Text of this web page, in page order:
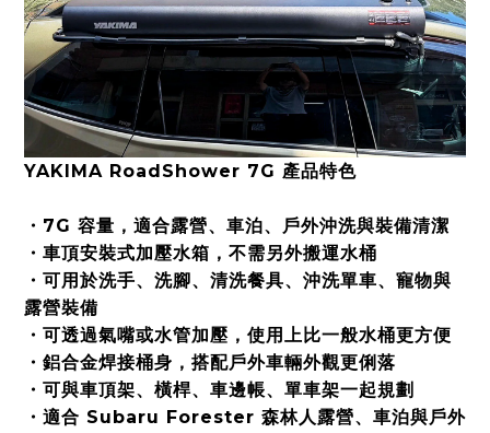
YAKIMA RoadShower 7G 產品特色
・7G 容量，適合露營、車泊、戶外沖洗與裝備清潔
・車頂安裝式加壓水箱，不需另外搬運水桶
・可用於洗手、洗腳、清洗餐具、沖洗單車、寵物與
露營裝備
・可透過氣嘴或水管加壓，使用上比一般水桶更方便
・鋁合金焊接桶身，搭配戶外車輛外觀更俐落
・可與車頂架、橫桿、車邊帳、單車架一起規劃
・適合 Subaru Forester 森林人露營、車泊與戶外